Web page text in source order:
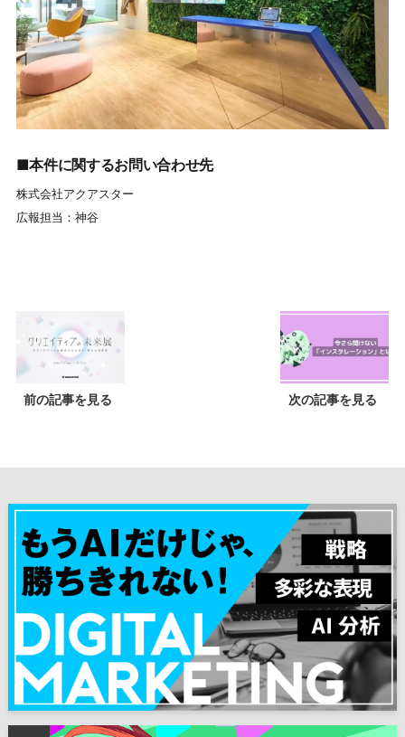
■本件に関するお問い合わせ先
株式会社アクアスター
広報担当：神谷
前の記事を見る 次の記事を見る